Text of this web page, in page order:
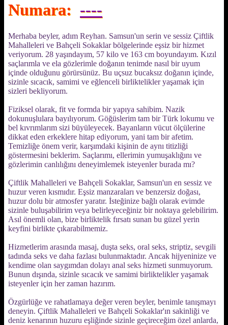
Numara: ----
Merhaba beyler, adım Reyhan. Samsun'un serin ve sessiz Çiftlik
Mahalleleri ve Bahçeli Sokaklar bölgelerinde eşsiz bir hizmet
veriyorum. 28 yaşındayım, 57 kilo ve 163 cm boyundayım. Kızıl
saçlarımla ve ela gözlerimle doğanın tenimde nasıl bir uyum
içinde olduğunu görürsünüz. Bu uçsuz bucaksız doğanın içinde,
sizinle sıcacık, samimi ve eğlenceli birliktelikler yaşamak için
sizleri bekliyorum.
Fiziksel olarak, fit ve formda bir yapıya sahibim. Nazik
dokunuşlulara bayılıyorum. Göğüslerim tam bir Türk lokumu ve
bel kıvrımlarım sizi büyüleyecek. Bayanların vücut ölçülerine
dikkat eden erkeklere hitap ediyorum, yani tam bir afetim.
Temizliğe önem verir, karşımdaki kişinin de aynı titizliği
göstermesini beklerim. Saçlarımı, ellerimin yumuşaklığını ve
gözlerimin canlılığını deneyimlemek isteyenler burada mı?
Çiftlik Mahalleleri ve Bahçeli Sokaklar, Samsun'un en sessiz ve
huzur veren kısmıdır. Eşsiz manzaraları ve benzersiz doğası,
huzur dolu bir atmosfer yaratır. İsteğinize bağlı olarak evimde
sizinle buluşabilirim veya belirleyeceğiniz bir noktaya gelebilirim.
Asıl önemli olan, bize birliktelik fırsatı sunan bu güzel yerin
keyfini birlikte çıkarabilmemiz.
Hizmetlerim arasında masaj, duşta seks, oral seks, striptiz, sevgili
tadında seks ve daha fazlası bulunmaktadır. Ancak hijyeninize ve
kendime olan saygımdan dolayı anal seks hizmeti sunmuyorum.
Bunun dışında, sizinle sıcacık ve samimi birliktelikler yaşamak
isteyenler için her zaman hazırım.
Özgürlüğe ve rahatlamaya değer veren beyler, benimle tanışmayı
deneyin. Çiftlik Mahalleleri ve Bahçeli Sokaklar'ın sakinliği ve
deniz kenarının huzuru eşliğinde sizinle geçireceğim özel anlarda,